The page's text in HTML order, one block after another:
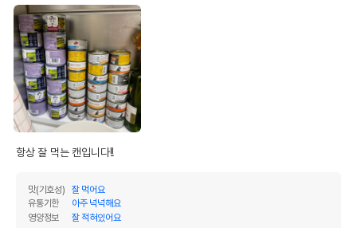
항상 잘 먹는 캔입니다!!
맛(기호성)
잘 먹어요
유통기한
아주 넉넉해요
영양정보
잘 적혀있어요